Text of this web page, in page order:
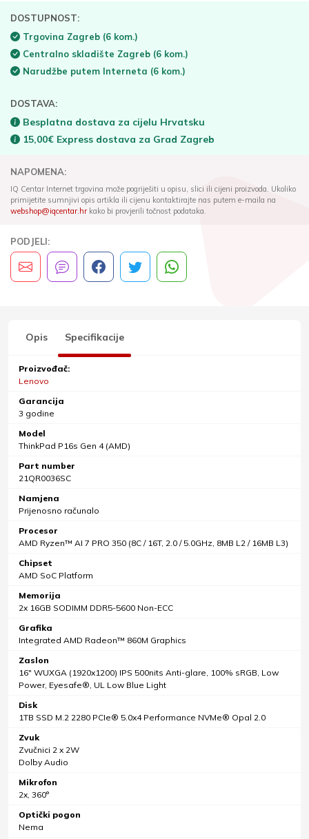
DOSTUPNOST:
Trgovina Zagreb (6 kom.)
Centralno skladište Zagreb (6 kom.)
Narudžbe putem Interneta (6 kom.)
DOSTAVA:
Besplatna dostava za cijelu Hrvatsku
15,00€ Express dostava za Grad Zagreb
NAPOMENA:
IQ Centar Internet trgovina može pogriješiti u opisu, slici ili cijeni proizvoda. Ukoliko
primijetite sumnjivi opis artikla ili cijenu kontaktirajte nas putem e-maila na
webshop@iqcentar.hrkako bi provjerili točnost podataka.
PODJELI:
Opis Specifikacije
Proizvođač:
Lenovo
Garancija
3 godine
Model
ThinkPad P16s Gen 4 (AMD)
Part number
21QR0036SC
Namjena
Prijenosno računalo
Procesor
AMD Ryzen™ AI 7 PRO 350 (8C / 16T, 2.0 / 5.0GHz, 8MB L2 / 16MB L3)
Chipset
AMD SoC Platform
Memorija
2x 16GB SODIMM DDR5-5600 Non-ECC
Grafika
Integrated AMD Radeon™ 860M Graphics
Zaslon
16" WUXGA (1920x1200) IPS 500nits Anti-glare, 100% sRGB, Low
Power, Eyesafe®, UL Low Blue Light
Disk
1TB SSD M.2 2280 PCIe® 5.0x4 Performance NVMe® Opal 2.0
Zvuk
Zvučnici 2 x 2W
Dolby Audio
Mikrofon
2x, 360°
Optički pogon
Nema